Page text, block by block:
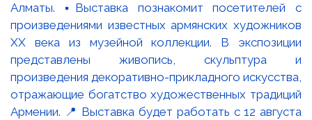
Алматы. ▪️Выставка познакомит посетителей с
произведениями известных армянских художников
XX века из музейной коллекции. В экспозиции
представлены живопись, скульптура и
произведения декоративно-прикладного искусства,
отражающие богатство художественных традиций
Армении. 📍 Выставка будет работать с 12 августа